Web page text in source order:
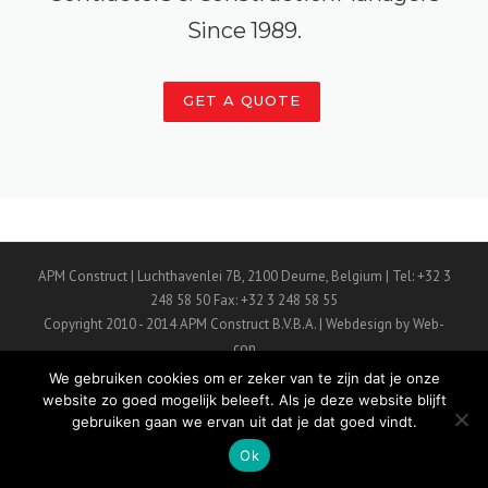
Since 1989.
GET A QUOTE
APM Construct | Luchthavenlei 7B, 2100 Deurne, Belgium | Tel: +32 3
248 58 50 Fax: +32 3 248 58 55
Copyright 2010 - 2014 APM Construct B.V.B.A. | Webdesign by Web-
con
Onze Diensten Contacteer Ons Disclaimer Privacy Policy
We gebruiken cookies om er zeker van te zijn dat je onze
website zo goed mogelijk beleeft. Als je deze website blijft
gebruiken gaan we ervan uit dat je dat goed vindt.
Ok